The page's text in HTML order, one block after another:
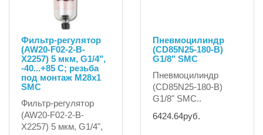
Фильтр-регулятор
(AW20-F02-2-B-
X2257) 5 мкм, G1/4",
-40...+85 C; резьба
под монтаж М28х1
SMC
Фильтр-регулятор
(AW20-F02-2-B-
X2257) 5 мкм, G1/4",
Пневмоцилиндр
(CD85N25-180-B)
G1/8" SMC
Пневмоцилиндр
(CD85N25-180-B)
G1/8" SMC..
6424.64руб.